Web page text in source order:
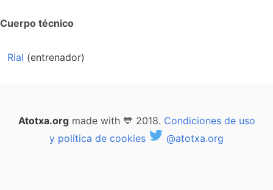
Cuerpo técnico
Rial (entrenador)
Atotxa.orgmade with 💙 2018. Condiciones de uso
y política de cookies
@atotxa.org